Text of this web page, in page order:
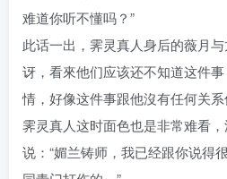
难道你听不懂吗？”
此话一出，霁灵真人身后的薇月
讶，看來他们应该还不知道这件
情，好像这件事跟他沒有任何关系
霁灵真人这时面色也是非常难看
说：“媚兰铸师，我已经跟你说得